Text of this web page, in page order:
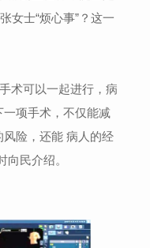
女士“烦心事”？这一
术可以一起进行，病
项手术，不仅能减
险，还能 病人的经
向民介绍。